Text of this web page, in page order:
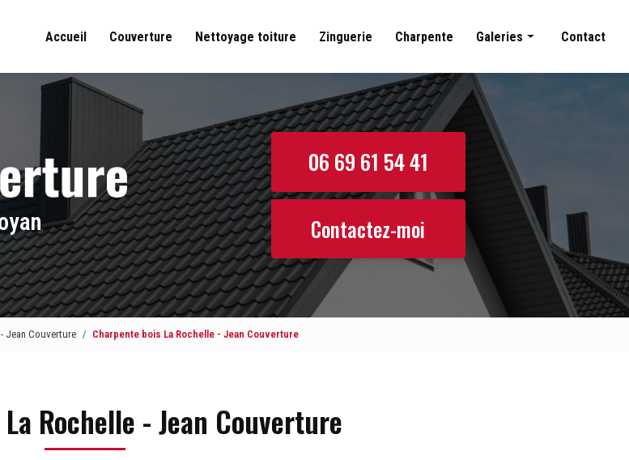
Accueil
Couverture Nettoyage toiture Zinguerie Charpente Galeries
Couverture
Nettoyage toiture
Contact
06 69 61 54 41
Contactez-moi
Jean Couverture Charpente bois La Rochelle - Jean Couverture
Rochelle - Jean Couverture